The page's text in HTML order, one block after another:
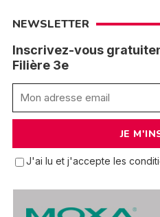
NEWSLETTER
Inscrivez-vous
Filière 3e
J'ai lu et j'accepte les